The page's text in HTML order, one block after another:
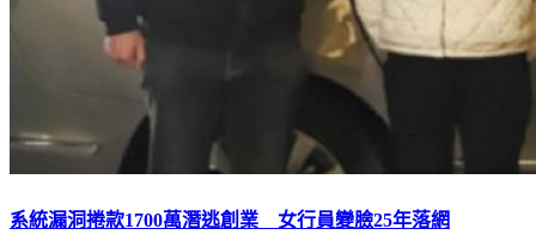
系統漏洞捲款1700萬潛逃創業 女行員變臉25年落網